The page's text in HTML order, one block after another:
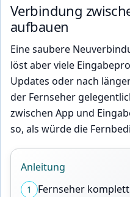
Verbindung
aufbauen
Eine saubere
löst aber viele
Updates oder nach
der Fernseher
zwischen App und
so, als würde die
Anleitung
1
Fernseher